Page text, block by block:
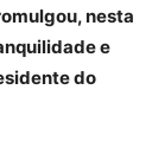
nesta
e
do